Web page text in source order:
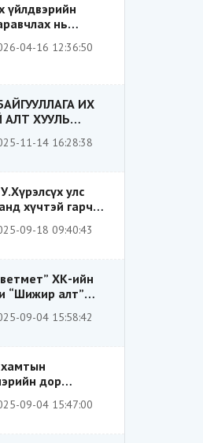
үйлдвэрийн
нь
байдал“-д
04-16 12:36:50
ИХ
ХУУЛЬ
ГАРГАХ ГЭЖ
ТАСЛАН
11-14 16:28:38
улс
хүчтэй гарч
шударга
“хуучин
09-18 09:40:43
ХК-ийн
“Шижир алт”
захирлаар
О.Баттөмөрт
09-04 15:58:42
хамтын
дор
хуримтлал”
09-04 15:47:00